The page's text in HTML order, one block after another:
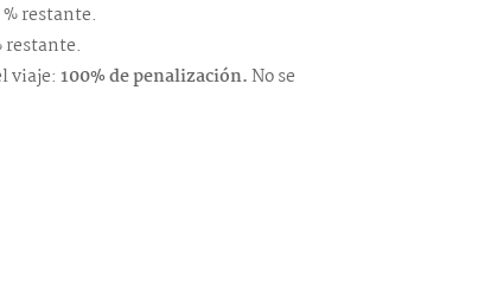
restante.
restante.
viaje:100% de penalización.No se